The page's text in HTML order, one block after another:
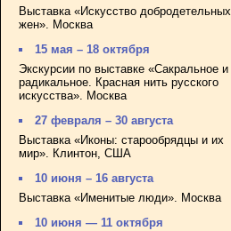
Выставка «Искусство добродетельных
жен». Москва
15 мая – 18 октября
Экскурсии по выставке «Сакральное и
радикальное. Красная нить русского
искусства». Москва
27 февраля – 30 августа
Выставка «Иконы: старообрядцы и их
мир». Клинтон, США
10 июня – 16 августа
Выставка «Именитые люди». Москва
10 июня — 11 октября